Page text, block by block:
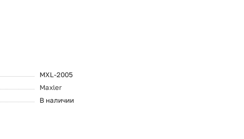
MXL-2005
Maxler
В наличии